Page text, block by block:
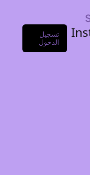
تسجيل
الدخول